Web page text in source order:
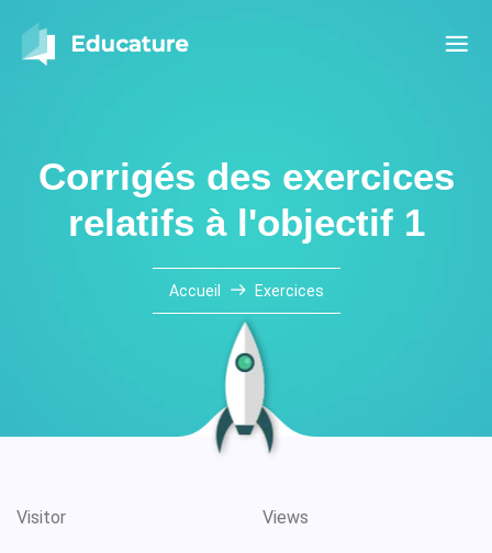
Corrigés des exercices
relatifs à l'objectif 1
Accueil Exercices
Visitor Views